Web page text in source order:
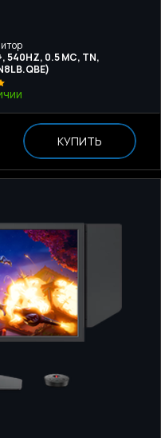
540HZ, 0.5 МС, TN,
КУПИТЬ